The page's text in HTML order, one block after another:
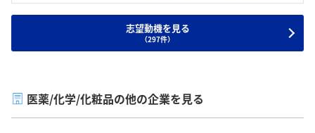
てきたため、貴社であればこの姿勢を活かして自分らしく働
志望動機を見る
（297件）
医薬/化学/化粧品の他の企業を見る